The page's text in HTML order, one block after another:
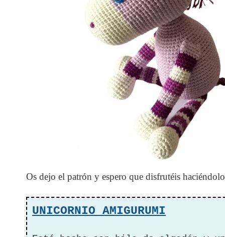
Os dejo el patrón y espero que disfrutéis
UNICORNIO AMIGURUMI